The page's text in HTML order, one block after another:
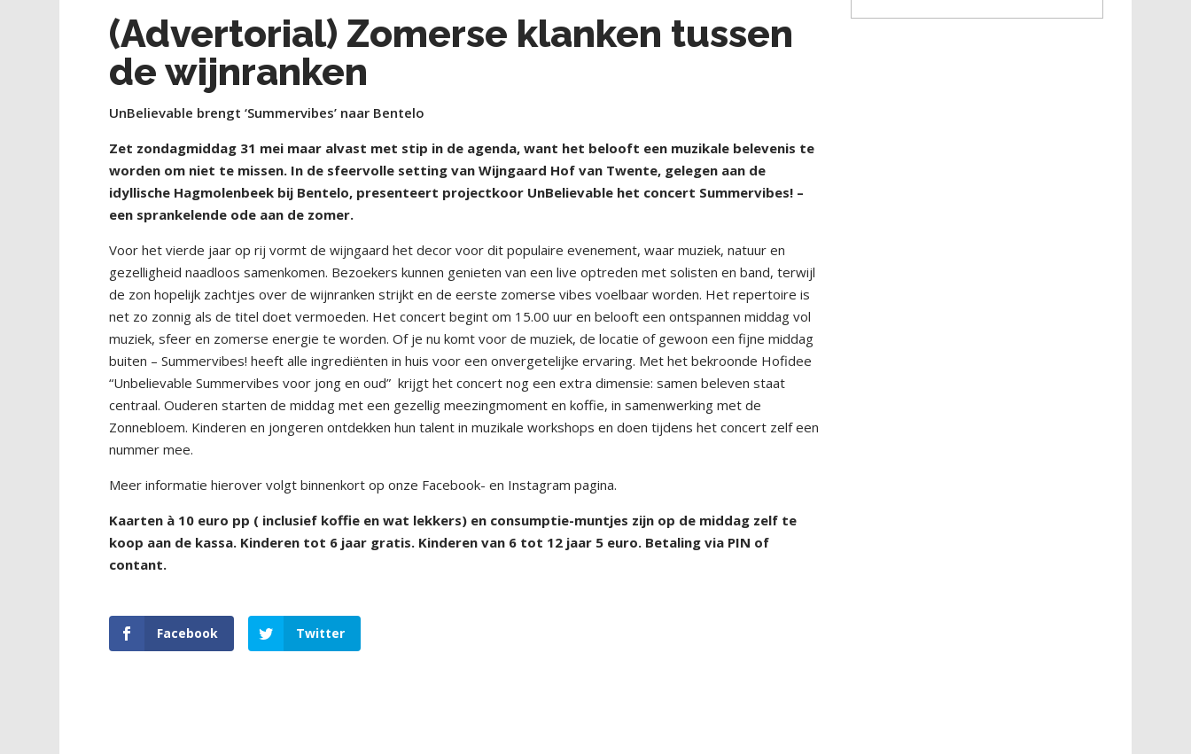
(Advertorial) Zomerse klanken tussen
de wijnranken
UnBelievable brengt ‘Summervibes’ naar Bentelo
Zet zondagmiddag 31 mei maar alvast met stip in de agenda, want het belooft een muzikale belevenis te
worden om niet te missen. In de sfeervolle setting van Wijngaard Hof van Twente, gelegen aan de
idyllische Hagmolenbeek bij Bentelo, presenteert projectkoor UnBelievable het concert Summervibes! –
een sprankelende ode aan de zomer.
Voor het vierde jaar op rij vormt de wijngaard het decor voor dit populaire evenement, waar muziek, natuur en
gezelligheid naadloos samenkomen. Bezoekers kunnen genieten van een live optreden met solisten en band, terwijl
de zon hopelijk zachtjes over de wijnranken strijkt en de eerste zomerse vibes voelbaar worden. Het repertoire is
net zo zonnig als de titel doet vermoeden. Het concert begint om 15.00 uur en belooft een ontspannen middag vol
muziek, sfeer en zomerse energie te worden. Of je nu komt voor de muziek, de locatie of gewoon een fijne middag
buiten – Summervibes! heeft alle ingrediënten in huis voor een onvergetelijke ervaring. Met het bekroonde Hofidee
“Unbelievable Summervibes voor jong en oud” krijgt het concert nog een extra dimensie: samen beleven staat
centraal. Ouderen starten de middag met een gezellig meezingmoment en koffie, in samenwerking met de
Zonnebloem. Kinderen en jongeren ontdekken hun talent in muzikale workshops en doen tijdens het concert zelf een
nummer mee.
Meer informatie hierover volgt binnenkort op onze Facebook- en Instagram pagina.
Kaarten à 10 euro pp ( inclusief koffie en wat lekkers) en consumptie-muntjes zijn op de middag zelf te
koop aan de kassa. Kinderen tot 6 jaar gratis. Kinderen van 6 tot 12 jaar 5 euro. Betaling via PIN of
contant.
Facebook Twitter